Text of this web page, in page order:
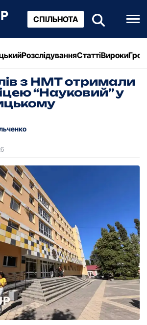
СПІЛЬНОТА
РозслідуванняСтаттіВироки
з НМТ отримали
“Науковий” у